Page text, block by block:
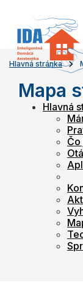
Hlavná stránka
Mapa
Hlavná
Čo